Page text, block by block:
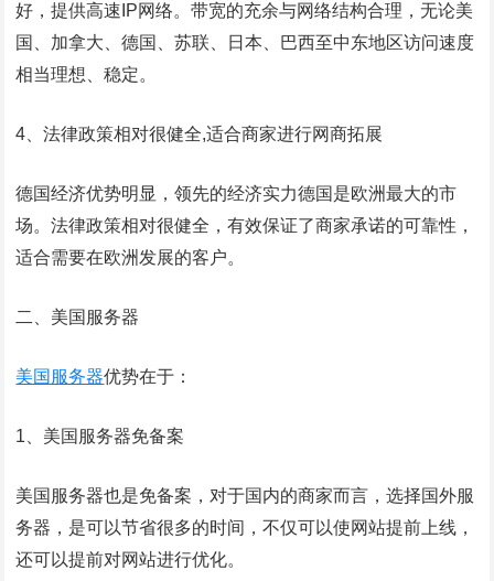
好，提供高速IP网络。带宽的充余与网络结构合理，无论美
国、加拿大、德国、苏联、日本、巴西至中东地区访问速度
相当理想、稳定。
4、法律政策相对很健全,适合商家进行网商拓展
德国经济优势明显，领先的经济实力德国是欧洲最大的市
场。法律政策相对很健全，有效保证了商家承诺的可靠性，
适合需要在欧洲发展的客户。
二、美国服务器
美国服务器优势在于：
1、美国服务器免备案
美国服务器也是免备案，对于国内的商家而言，选择国外服
务器，是可以节省很多的时间，不仅可以使网站提前上线，
还可以提前对网站进行优化。